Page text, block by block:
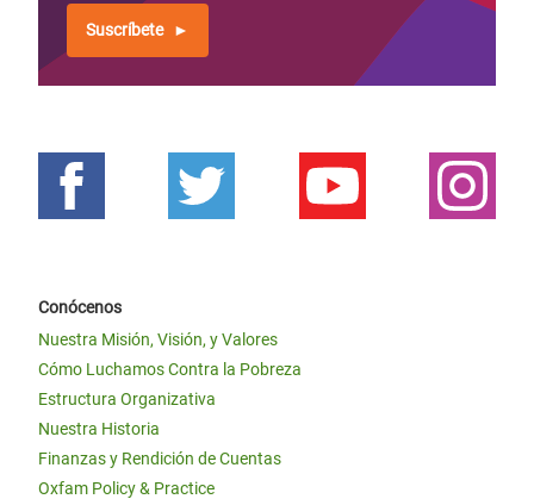
Suscríbete
Conócenos
Nuestra Misión, Visión, y Valores
Cómo Luchamos Contra la Pobreza
Estructura Organizativa
Nuestra Historia
Finanzas y Rendición de Cuentas
Oxfam Policy & Practice